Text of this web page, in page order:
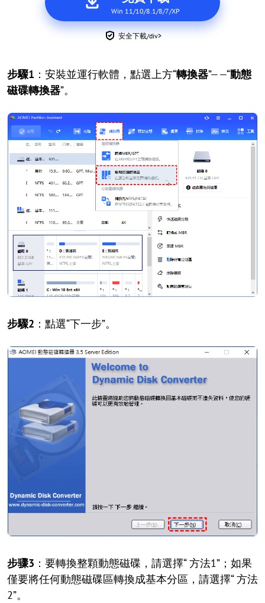
Win 11/10/8.1/8/7/XP
安全下載/div>
步驟1 ：安裝並運行軟體，點選上方“轉換器”——“動態
磁碟轉換器”。
步驟2 ：點選“下一步”。
步骤3 ：要轉換整顆動態磁碟，請選擇“ 方法1”；如果
僅要將任何動態磁碟區轉換成基本分區，請選擇“ 方法
2”。